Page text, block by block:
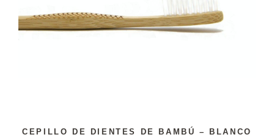
CEPILLO DE DIENTES DE BAMBÚ – BLANCO